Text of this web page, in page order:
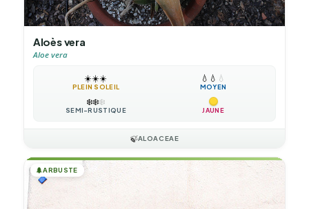
Aloès vera
Aloe vera
☀️☀️☀️
PLEIN SOLEIL
💧 💧 💧
MOYEN
❄️❄️❄️
SEMI-RUSTIQUE JAUNE
🍃ALOACEAE
🌲ARBUSTE